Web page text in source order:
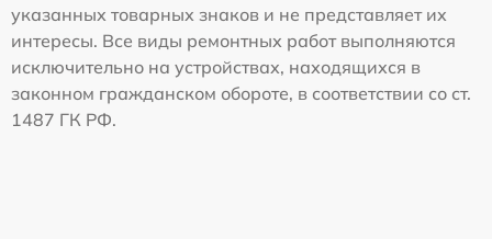
указанных товарных знаков и не представляет их
интересы. Все виды ремонтных работ выполняются
исключительно на устройствах, находящихся в
законном гражданском обороте, в соответствии со ст.
1487 ГК РФ.